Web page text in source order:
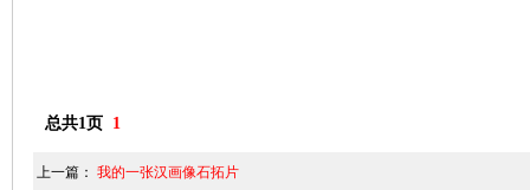
总共1页 1
上一篇： 我的一张汉画像石拓片